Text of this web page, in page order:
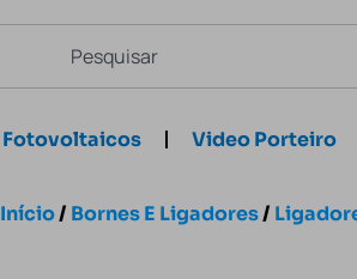
Fotovoltaicos Video Porteiro
Início/ Bornes E Ligadores/